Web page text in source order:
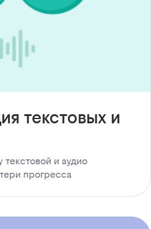
текстовых и
и аудио
прогресса